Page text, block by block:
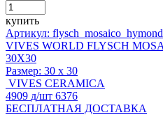
купить
Артикул:
VIVES WORLD FLYSCH
30X30
Размер: 30 x 30
VIVES CERAMICA
4909 д/шт 6376
БЕСПЛАТНАЯ ДОСТАВКА